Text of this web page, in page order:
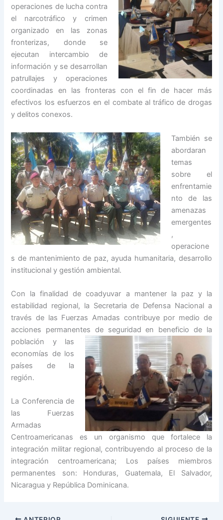
operaciones de lucha contra
el narcotráfico y crimen
organizado en las zonas
fronterizas, donde se
ejecutan intercambio de
información y se desarrollan
patrullajes y operaciones
coordinadas en las fronteras con el fin de hacer más
efectivos los esfuerzos en el combate al tráfico de drogas
y delitos conexos.
También se
abordaran
temas
sobre el
enfrentamie
nto de las
amenazas
emergentes
,
operacione
s de mantenimiento de paz, ayuda humanitaria, desarrollo
institucional y gestión ambiental.
Con la finalidad de coadyuvar a mantener la paz y la
estabilidad regional, la Secretaria de Defensa Nacional a
través de las Fuerzas Amadas contribuye por medio de
acciones permanentes de seguridad en beneficio de la
población y las
economías de los
países de la
región.
La Conferencia de
las Fuerzas
Armadas
Centroamericanas es un organismo que fortalece la
integración militar regional, contribuyendo al proceso de la
integración centroamericana; Los países miembros
permanentes son: Honduras, Guatemala, El Salvador,
Nicaragua y República Dominicana.